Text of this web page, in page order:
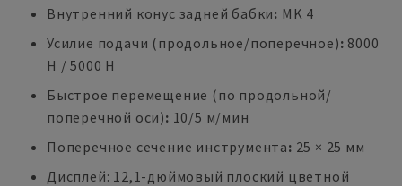
Внутренний конус задней бабки: MK 4
Усилие подачи (продольное/поперечное): 8000
Н / 5000 Н
Быстрое перемещение (по продольной/
поперечной оси): 10/5 м/мин
Поперечное сечение инструмента: 25 × 25 мм
Дисплей: 12,1-дюймовый плоский цветной